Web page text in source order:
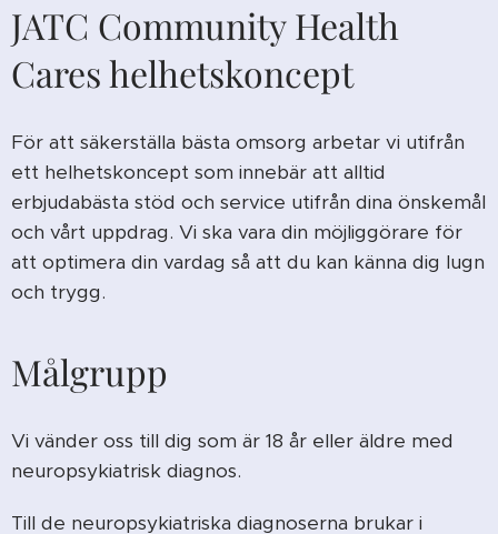
JATC Community Health
Cares helhetskoncept
För att säkerställa bästa omsorg arbetar vi utifrån
ett helhetskoncept som innebär att alltid
erbjudabästa stöd och service utifrån dina önskemål
och vårt uppdrag. Vi ska vara din möjliggörare för
att optimera din vardag så att du kan känna dig lugn
och trygg.
Målgrupp
Vi vänder oss till dig som är 18 år eller äldre med
neuropsykiatrisk diagnos.
Till de neuropsykiatriska diagnoserna brukar i